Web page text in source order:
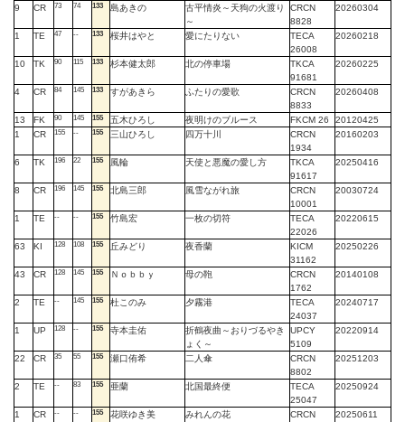
9 CR 73 74 133 島あきの
古平情炎～天狗の火渡り
～
CRCN
8828
20260304
1 TE 47 -- 133 桜井はやと 愛にたりない
TECA
26008
20260218
10 TK 90 115 133 杉本健太郎 北の停車場
TKCA
91681
20260225
4 CR 84 145 133 すがあきら ふたりの愛歌
CRCN
8833
20260408
13 FK 90 145 155 五木ひろし 夜明けのブルース FKCM 26
20120425
1
CR 155 -- 155 三山ひろし 四万十川
CRCN
1934
20160203
6 TK 196 22 155 風輪 天使と悪魔の愛し方
TKCA
91617
20250416
8 CR 196 145 155 北島三郎 風雪ながれ旅
CRCN
10001
20030724
1 TE -- -- 155 竹島宏 一枚の切符
TECA
22026
20220615
63 KI 128 108 155 丘みどり 夜香蘭
KICM
31162
20250226
43 CR 128 145 155 Ｎｏｂｂｙ 母の鞄
CRCN
1762
20140108
2 TE -- 145 155 杜このみ 夕霧港
TECA
24037
20240717
1 UP 128 -- 155 寺本圭佑
折鶴夜曲～おりづるやき
ょく～
UPCY
5109
20220914
22 CR 35 55 155 瀬口侑希 二人傘
CRCN
8802
20251203
2 TE -- 83 155 亜蘭 北国最終便
TECA
25047
20250924
1 CR -- -- 155 花咲ゆき美 みれんの花
CRCN
20250611